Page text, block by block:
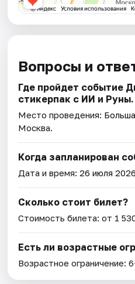
Вопросы и
Где пройдет событие
стикерпак с ИИ и
Место проведения:
Москва.
Когда запланирован
Дата и время:26 июля 2026
Сколько стоит билет?
Стоимость билета: от 1
Есть ли возрастные
Возрастное ограничение: